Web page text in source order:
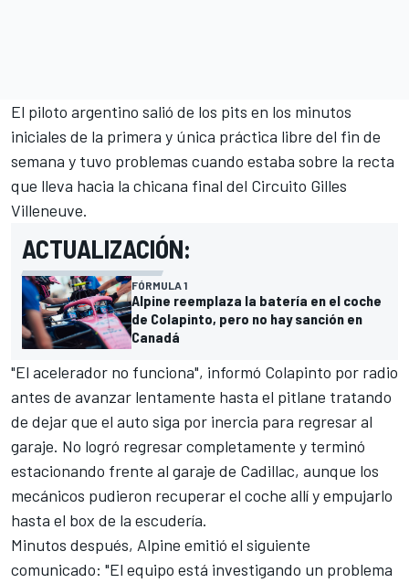
El piloto argentino salió de los pits en los minutos
iniciales de la primera y única práctica libre del fin de
semana y tuvo problemas cuando estaba sobre la recta
que lleva hacia la chicana final del Circuito Gilles
Villeneuve.
ACTUALIZACIÓN:
FÓRMULA 1
Alpine reemplaza la batería en el coche
de Colapinto, pero no hay sanción en
Canadá
"El acelerador no funciona", informó Colapinto por radio
antes de avanzar lentamente hasta el pitlane tratando
de dejar que el auto siga por inercia para regresar al
garaje. No logró regresar completamente y terminó
estacionando frente al garaje de Cadillac, aunque los
mecánicos pudieron recuperar el coche allí y empujarlo
hasta el box de la escudería.
Minutos después, Alpine emitió el siguiente
comunicado: "El equipo está investigando un problema